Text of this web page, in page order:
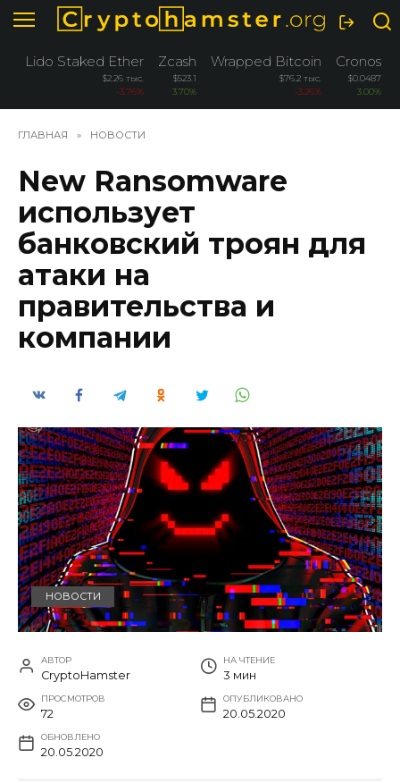
Перейти
содержанию
Lido Staked Ether
$2.26 тыс.
-3.76%
Zcash
$523.1
3.70%
Wrapped Bitcoin
$76.2 тыс.
-3.26%
Cronos
$0.0487
3.00%
ГЛАВНАЯ » НОВОСТИ
New Ransomware
использует
банковский троян для
атаки на
правительства и
компании
НОВОСТИ
АВТОР
CryptoHamster
НА ЧТЕНИЕ
3 мин
ПРОСМОТРОВ
72
ОПУБЛИКОВАНО
20.05.2020
ОБНОВЛЕНО
20.05.2020